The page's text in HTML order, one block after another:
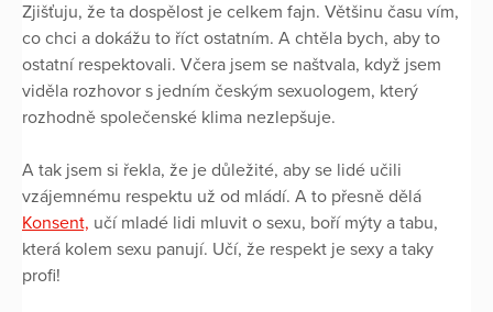
Zjišťuju, že ta dospělost je celkem fajn. Většinu času vím,
co chci a dokážu to říct ostatním. A chtěla bych, aby to
ostatní respektovali. Včera jsem se naštvala, když jsem
viděla rozhovor s jedním českým sexuologem, který
rozhodně společenské klima nezlepšuje.
A tak jsem si řekla, že je důležité, aby se lidé učili
vzájemnému respektu už od mládí. A to přesně dělá
Konsent, učí mladé lidi mluvit o sexu, boří mýty a tabu,
která kolem sexu panují. Učí, že respekt je sexy a taky
profi!